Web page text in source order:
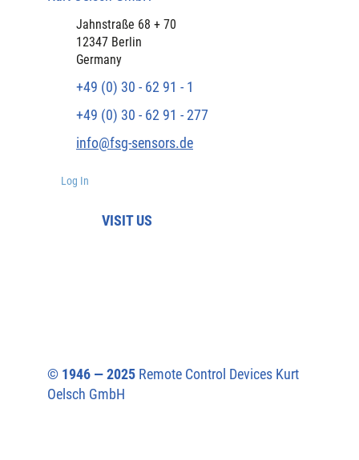
Jahnstraße 68 + 70
12347 Berlin
Germany
+49 (0) 30 - 62 91 - 1
+49 (0) 30 - 62 91 - 277
info@fsg-sensors.de
Log In
© 1946 — 2025Remote Control Devices Kurt
Oelsch GmbH
VISIT US